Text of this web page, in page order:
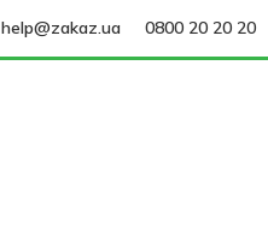
help@zakaz.ua 0800 20 20 20